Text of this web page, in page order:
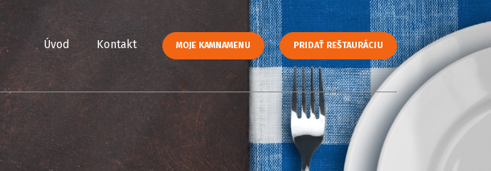
Úvod Kontakt MOJE KAMNAMENU PRIDAŤ REŠTAURÁCIU